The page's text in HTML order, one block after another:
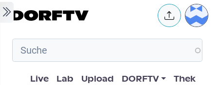
Skip to main content User
Hauptnavigation
Live Lab Upload DORFTV Thek